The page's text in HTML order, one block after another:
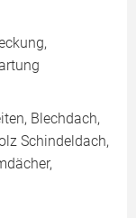
Blechdach,
Schindeldach,